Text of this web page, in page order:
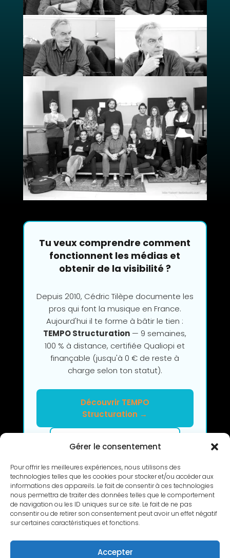
Gérer le consentement
Pour offrir les meilleures expériences, nous utilisons des
technologies telles que les cookies pour stocker et/ou accéder aux
informations des appareils. Le fait de consentir à ces technologies
nous permettra de traiter des données telles que le comportement
de navigation ou les ID uniques sur ce site. Le fait de ne pas
consentir ou de retirer son consentement peut avoir un effet négatif
sur certaines caractéristiques et fonctions.
Accepter
Tu veux comprendre comment
fonctionnent les médias et
obtenir de la visibilité ?
Depuis 2010, Cédric Tilèpe documente les
pros qui font la musique en France.
Aujourd'hui il te forme à bâtir le tien :
TEMPO Structuration — 9 semaines,
100 % à distance, certifiée Qualiopi et
finançable (jusqu'à 0 € de reste à
charge selon ton statut).
Découvrir TEMPO
Structuration →
Clarifier mon projet en 2h
RETOUR